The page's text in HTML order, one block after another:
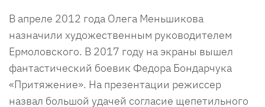
В апреле 2012 года Олега Меньшикова
назначили художественным руководителем
Ермоловского. В 2017 году на экраны вышел
фантастический боевик Федора Бондарчука
«Притяжение». На презентации режиссер
назвал большой удачей согласие щепетильного